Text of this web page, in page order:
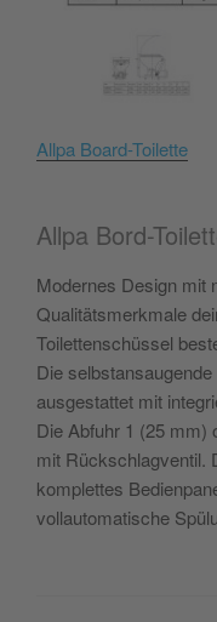
Allpa Board-Toilette
Allpa Bord-
Modernes Design mit
Qualitätsmerkmale
Toilettenschüssel
Die
ausgestattet mit
Die Abfuhr 1 (25 mm)
mit Rückschlagventil.
komplettes
vollautomatische